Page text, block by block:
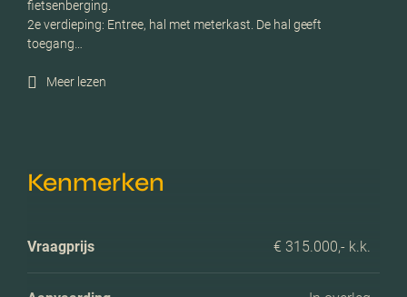
fietsenberging.
2e verdieping: Entree, hal met meterkast. De hal geeft
toegang…
Meer lezen
Kenmerken
Vraagprijs € 315.000,- k.k.